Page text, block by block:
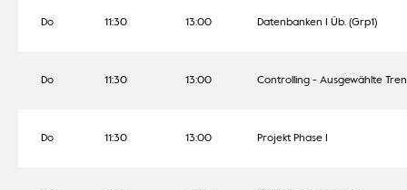
Do 11:30 13:00 Datenbanken I Üb. (Grp1)
Do 11:30 13:00 Controlling - Ausgewählte
Do 11:30 13:00 Projekt Phase I